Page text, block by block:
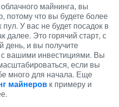
майнинга, вы
потому что вы будете более
У вас не будет посадок в
далее. Это горячий старт, с
и вы получите
с вашими инвестициями. Вы
если вы
много для начала. Еще
майнеров к примеру и